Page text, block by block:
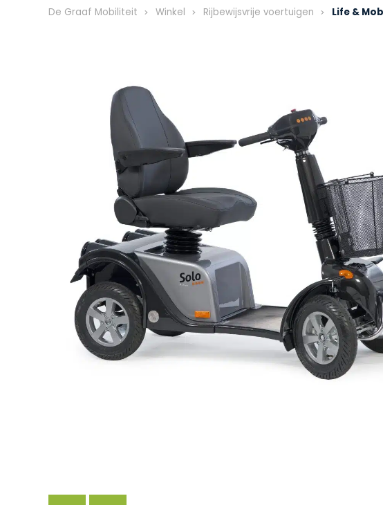
De Graaf Mobiliteit Winkel Rijbewijsvrije voertuigen Life &